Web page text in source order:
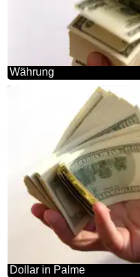
Währung
Dollar in Palme